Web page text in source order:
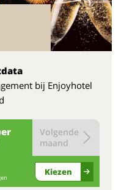
bij Enjoyhotel
Volgende
maand
Kiezen